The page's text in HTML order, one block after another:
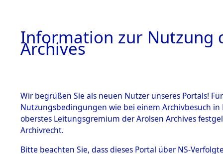
BESTÄNDE
Information zur Nutzung
Archives
Wir begrüßen Sie als neuen Nutzer unseres Portals!
Nutzungsbedingungen wie bei einem Archivbesuch
oberstes Leitungsgremium der Arolsen Archives
Archivrecht.
Bitte beachten Sie, dass dieses Portal über NS-